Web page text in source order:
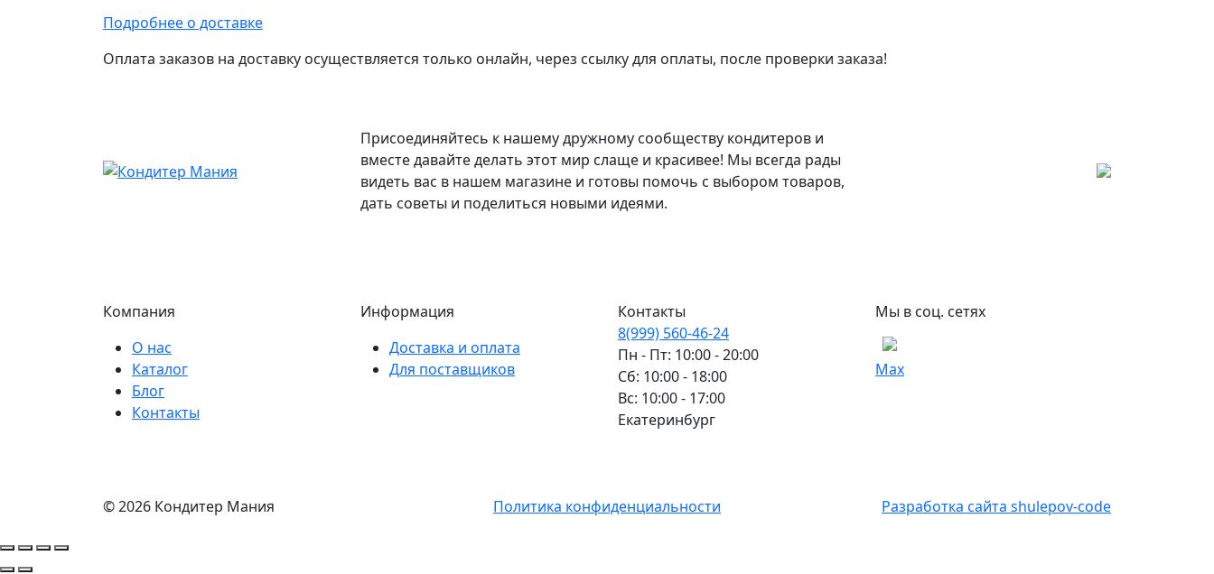
Подробнее о доставке
Оплата заказов на доставку осуществляется только онлайн, через ссылку для оплаты, после проверки заказа!
Присоединяйтесь к нашему дружному сообществу кондитеров и
вместе давайте делать этот мир слаще и красивее! Мы всегда рады
видеть вас в нашем магазине и готовы помочь с выбором товаров,
дать советы и поделиться новыми идеями.
Компания
О нас
Каталог
Блог
Контакты
Информация
Доставка и оплата
Для поставщиков
Контакты
8(999) 560-46-24
Пн - Пт: 10:00 - 20:00
Сб: 10:00 - 18:00
Вс: 10:00 - 17:00
Екатеринбург
Мы в соц. сетях
Max
© 2026 Кондитер Мания Политика конфиденциальности Разработка сайта shulepov-code